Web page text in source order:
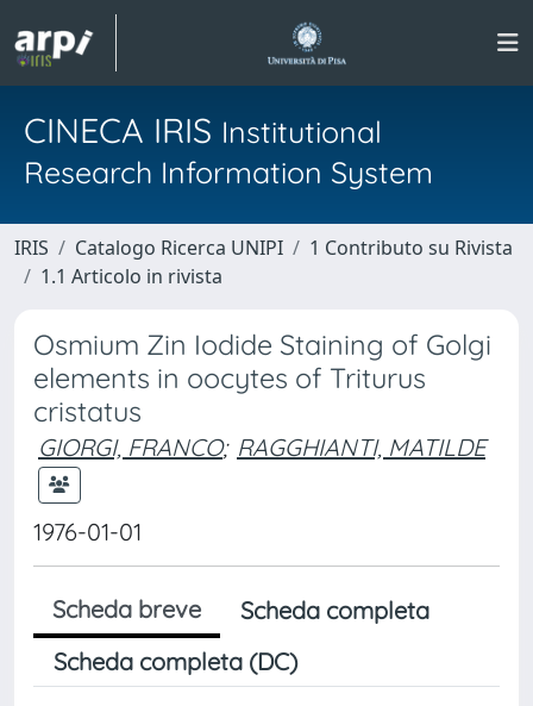
CINECA IRIS Institutional
Research Information System
IRIS Catalogo Ricerca UNIPI
1 Contributo su Rivista
1.1 Articolo in rivista
Osmium Zin Iodide Staining of Golgi
elements in oocytes of Triturus
cristatus
GIORGI, FRANCO; RAGGHIANTI, MATILDE
1976-01-01
Scheda breve
Scheda completa
Scheda completa (DC)